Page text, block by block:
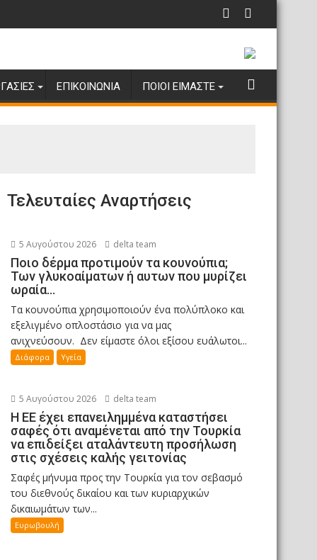
προσήλωση στις σχέσεις καλής γειτονίας
για την συλλογή βοήθειας σε είδη για τους κατοίκους,
ΕΠΙΚΟΙΝΩΝΊΑ ΠΟΙΟΙ ΕΊΜΑΣΤΕ
Τελευταίες Αναρτήσεις
5 Αυγούστου 2026 delta team
Ποιο δέρμα προτιμούν τα κουνούπια;
Των γλυκοαίματων ή αυτων που μυρίζει
ωραία…
Τα κουνούπια χρησιμοποιούν ένα πολύπλοκο και
εξελιγμένο οπλοστάσιο για να μας
ανιχνεύσουν. Δεν είμαστε όλοι εξίσου ευάλωτοι...
Διάφορα Υγεία
5 Αυγούστου 2026 delta team
Η ΕΕ έχει επανειλημμένα καταστήσει
σαφές ότι αναμένεται από την Τουρκία
να επιδείξει αταλάντευτη προσήλωση
στις σχέσεις καλής γειτονίας
Σαφές μήνυμα προς την Τουρκία για τον σεβασμό
του διεθνούς δικαίου και των κυριαρχικών
δικαιωμάτων των...
Ευρωβουλή